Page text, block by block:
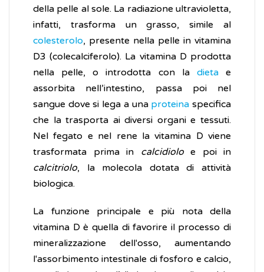
della pelle al sole. La radiazione ultravioletta,
infatti, trasforma un grasso, simile al
colesterolo, presente nella pelle in vitamina
D3 (colecalciferolo). La vitamina D prodotta
nella pelle, o introdotta con la dietae
assorbita nell’intestino, passa poi nel
sangue dove si lega a una proteina specifica
che la trasporta ai diversi organi e tessuti.
Nel fegato e nel rene la vitamina D viene
trasformata prima in calcidioloe poi in
calcitriolo, la molecola dotata di attività
biologica.
La funzione principale e più nota della
vitamina D è quella di favorire il processo di
mineralizzazione dell'osso, aumentando
l'assorbimento intestinale di fosforo e calcio,